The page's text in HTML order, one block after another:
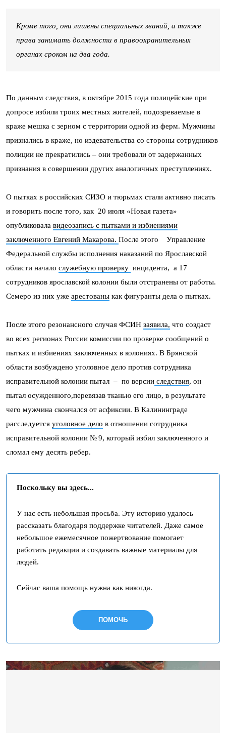
Кроме того, они лишены специальных званий, а также
права занимать должности в правоохранительных
органах сроком на два года.
По данным следствия, в октябре 2015 года полицейские при
допросе избили троих местных жителей, подозреваемые в
краже мешка с зерном с территории одной из ферм. Мужчины
признались в краже, но издевательства со стороны сотрудников
полиции не прекратились – они требовали от задержанных
признания в совершении других аналогичных преступлениях.
О пытках в российских СИЗО и тюрьмах стали активно писать
и говорить после того, как 20 июля «Новая газета»
опубликовала видеозапись с пытками и избиениями
заключенного Евгений Макарова. После этого Управление
Федеральной службы исполнения наказаний по Ярославской
области начало служебную проверку инцидента, а 17
сотрудников ярославской колонии были отстранены от работы.
Семеро из них уже арестованы как фигуранты дела о пытках.
После этого резонансного случая ФСИН заявила, что создаст
во всех регионах России комиссии по проверке сообщений о
пытках и избиениях заключенных в колониях. В Брянской
области возбуждено уголовное дело против сотрудника
исправительной колонии пытал – по версии следствия, он
пытал осужденного,перевязав тканью его лицо, в результате
чего мужчина скончался от асфиксии. В Калининграде
расследуется уголовное дело в отношении сотрудника
исправительной колонии № 9, который избил заключенного и
сломал ему десять ребер.
Поскольку вы здесь...
У нас есть небольшая просьба. Эту историю удалось
рассказать благодаря поддержке читателей. Даже самое
небольшое ежемесячное пожертвование помогает
работать редакции и создавать важные материалы для
людей.
Сейчас ваша помощь нужна как никогда.
ПОМОЧЬ